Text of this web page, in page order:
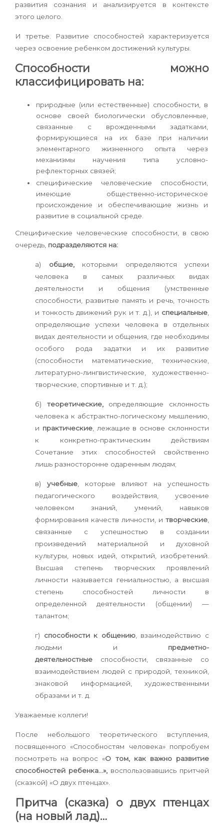
развития сознания и анализируется в контексте
этого целого.
И третье. Развитие способностей характеризуется
через освоение ребенком достижений культуры.
Способности можно
классифицировать на:
природные (или естественные) способности, в
основе своей биологически обусловленные,
связанные с врожденными задатками,
формирующиеся на их базе при наличии
элементарного жизненного опыта через
механизмы научения типа условно-
рефлекторных связей;
специфические человеческие способности,
имеющие общественно-историческое
происхождение и обеспечивающие жизнь и
развитие в социальной среде.
Специфические человеческие способности, в свою
очередь, подразделяются на:
а) общие,которыми определяются успехи
человека в самых различных видах
деятельности и общения (умственные
способности, развитые память и речь, точность
и тонкость движений рук и т. д.), и специальные,
определяющие успехи человека в отдельных
видах деятельности и общения, где необходимы
особого рода задатки и их развитие
(способности математические, технические,
литературно-лингвистические, художественно-
творческие, спортивные и т. д.);
б) теоретические,определяющие склонность
человека к абстрактно-логическому мышлению,
и практические, лежащие в основе склонности
к конкретно-практическим действиям
Сочетание этих способностей свойственно
лишь разносторонне одаренным людям;
в) учебные, которые влияют на успешность
педагогического воздействия, усвоение
человеком знаний, умений, навыков
формирования качеств личности, и творческие,
связанные с успешностью в создании
произведений материальной и духовной
культуры, новых идей, открытий, изобретений.
Высшая степень творческих проявлений
личности называется гениальностью, а высшая
степень способностей личности в
определенной деятельности (общении) —
талантом;
г) способности к общению, взаимодействию с
людьми и предметно-
деятельностные способности, связанные со
взаимодействием людей с природой, техникой,
знаковой информацией, художественными
образами и т. д.
Уважаемые коллеги!
После небольшого теоретического вступления,
посвященного «Способностям человека» попробуем
посмотреть на вопрос «О том, как важно развитие
способностей ребенка…», воспользовавшись притчей
(сказкой) «О двух птенцах».
Притча (сказка) о двух птенцах
(на новый лад)…